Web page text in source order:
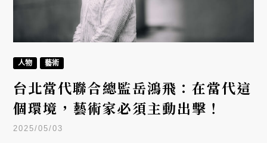
人物 藝術
台北當代聯合總監岳鴻飛：在當代這
個環境，藝術家必須主動出擊！
2025/05/03